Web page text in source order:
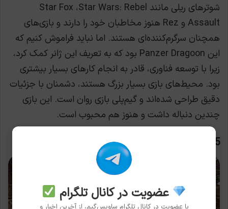
شوترهای ریلی مانند Star Fox ،Star Wars: Rebel
Assault و Rez هنوز مخاطبان خود را دارند و بازی‌های
همچنان سرگرم‌کننده‌ای هستند. اما نباید فراموش کنیم که
این Panzer Dragoon بود که به تعریف این ژانر کمک کرد،
زیرا با توسعه فناوری، قادر به انجام کارهای بسیار بیشتری
بود. محیط‌های بازی بسیار بزرگ هستند، دشمنان با جزئیات
دقیق طراحی شده‌اند و گیم‌پلی بازی روان است. این بازی
چندین دنباله داشت و هنوز هم محبوب است.
5- House Of The Dead – Light Gun
عضویت در کانال تلگرام
با عضویت در کانال تلگرام ساویس‌گیم، از آخرین اخبار و